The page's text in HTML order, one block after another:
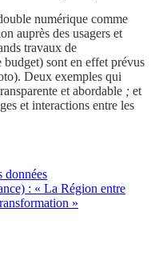
numérique comme
auprès des usagers et
travaux de
sont en effet prévus
Deux exemples qui
et abordable ; et
et interactions entre les
données
: « La Région entre
»